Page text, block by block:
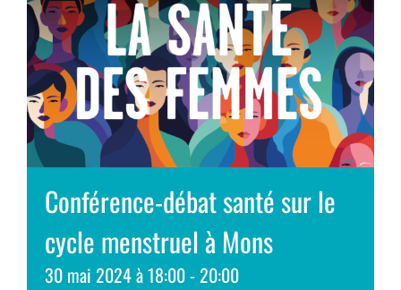
Conférence-débat santé sur le
cycle menstruel à Mons
30 mai 2024 à 18:00-20:00